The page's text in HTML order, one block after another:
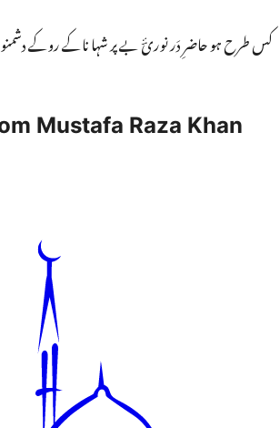
کس طرح ہو حاضرِ دَر نوریؔٔ بے پر شہا ناکے روکے
Mustafa Raza Khan